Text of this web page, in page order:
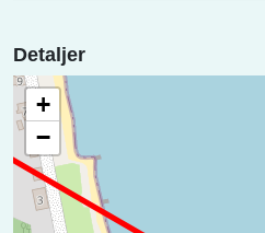
Detaljer
+
−